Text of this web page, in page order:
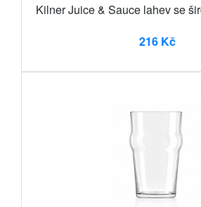
Kilner Juice & Sauce lahev se
216 Kč